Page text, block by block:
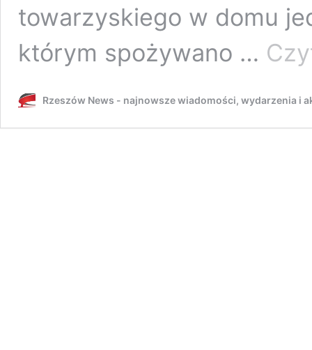
towarzyskiego w domu
którym spożywano …
Rzeszów News - najnowsze wiadomości, wydarzenia i